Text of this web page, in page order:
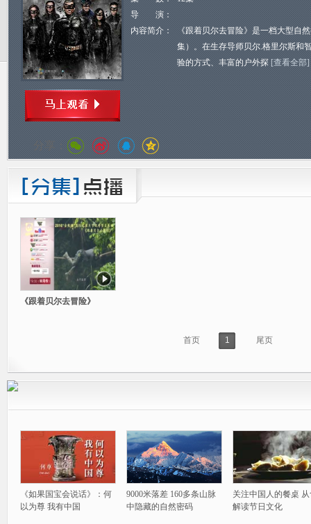
导 演：
内容简介：
《跟着贝尔去冒险》是一档大型自
集）。在生存导师贝尔.格里尔斯和
验的方式、丰富的户外探 [查看全部]
分享：
《跟着贝尔去冒险》
首页 1 尾页
《如果国宝会说话》：何
以为尊 我有中国
9000米落差 160多条山脉
中隐藏的自然密码
关注中国人的餐桌
解读节日文化